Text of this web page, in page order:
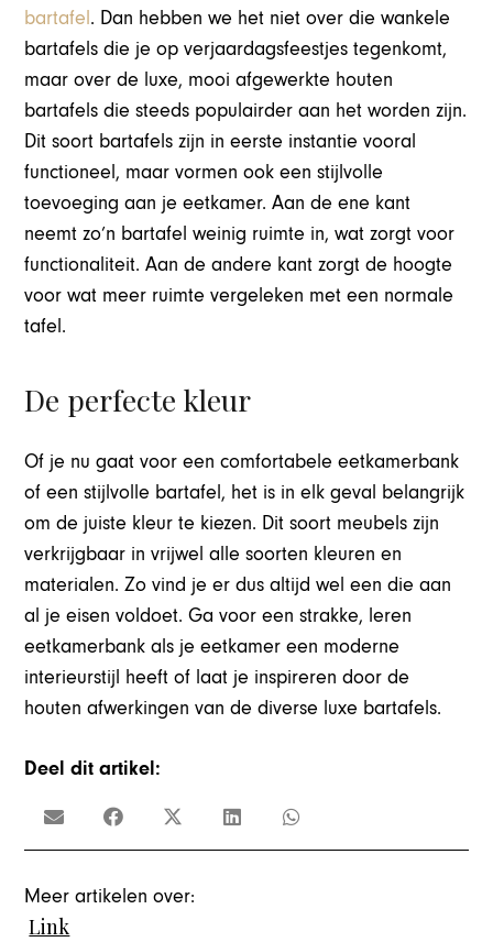
bartafel. Dan hebben we het niet over die wankele
bartafels die je op verjaardagsfeestjes tegenkomt,
maar over de luxe, mooi afgewerkte houten
bartafels die steeds populairder aan het worden zijn.
Dit soort bartafels zijn in eerste instantie vooral
functioneel, maar vormen ook een stijlvolle
toevoeging aan je eetkamer. Aan de ene kant
neemt zo’n bartafel weinig ruimte in, wat zorgt voor
functionaliteit. Aan de andere kant zorgt de hoogte
voor wat meer ruimte vergeleken met een normale
tafel.
De perfecte kleur
Of je nu gaat voor een comfortabele eetkamerbank
of een stijlvolle bartafel, het is in elk geval belangrijk
om de juiste kleur te kiezen. Dit soort meubels zijn
verkrijgbaar in vrijwel alle soorten kleuren en
materialen. Zo vind je er dus altijd wel een die aan
al je eisen voldoet. Ga voor een strakke, leren
eetkamerbank als je eetkamer een moderne
interieurstijl heeft of laat je inspireren door de
houten afwerkingen van de diverse luxe bartafels.
Deel dit artikel:
Meer artikelen over:
Link